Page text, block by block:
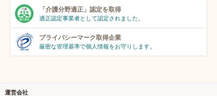
「介護分野適正」 認定を取得
適正認定事業者として認定されました。
プライバシーマーク取得企業
厳密な管理基準で個人情報をお守りします。
運営会社